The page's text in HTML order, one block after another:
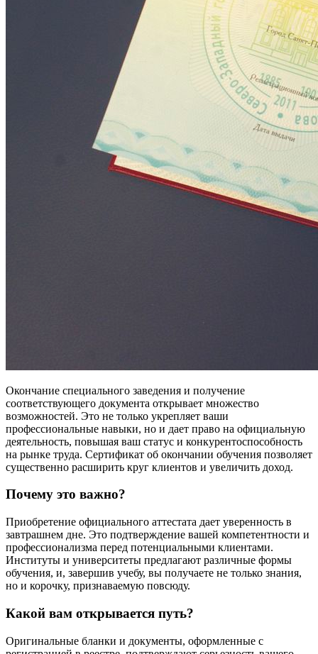
Окончание специального заведения и получение
соответствующего документа открывает множество
возможностей. Это не только укрепляет ваши
профессиональные навыки, но и дает право на официальную
деятельность, повышая ваш статус и конкурентоспособность
на рынке труда. Сертификат об окончании обучения позволяет
существенно расширить круг клиентов и увеличить доход.
Почему это важно?
Приобретение официального аттестата дает уверенность в
завтрашнем дне. Это подтверждение вашей компетентности и
профессионализма перед потенциальными клиентами.
Институты и университеты предлагают различные формы
обучения, и, завершив учебу, вы получаете не только знания,
но и корочку, признаваемую повсюду.
Какой вам открывается путь?
Оригинальные бланки и документы, оформленные с